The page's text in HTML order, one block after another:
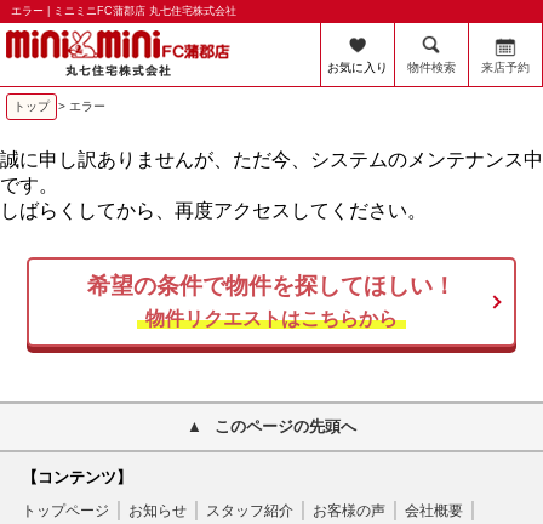
エラー | ミニミニFC蒲郡店 丸七住宅株式会社
お気に入り 物件検索 来店予約
トップ > エラー
誠に申し訳ありませんが、ただ今、システムのメンテナンス中
です。
しばらくしてから、再度アクセスしてください。
希望の条件で物件を探してほしい！
物件リクエストはこちらから
このページの先頭へ
【コンテンツ】
トップページ お知らせ スタッフ紹介 お客様の声
会社概要